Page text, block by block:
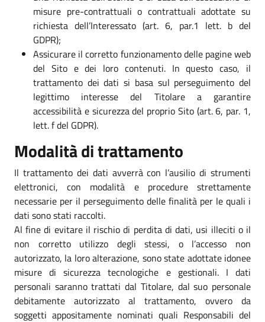
misure pre-contrattuali o contrattuali adottate su
richiesta dell’Interessato (art. 6, par.1 lett. b del
GDPR);
Assicurare il corretto funzionamento delle pagine web
del Sito e dei loro contenuti. In questo caso, il
trattamento dei dati si basa sul perseguimento del
legittimo interesse del Titolare a garantire
accessibilità e sicurezza del proprio Sito (art. 6, par. 1,
lett. f del GDPR).
Modalità di trattamento
Il trattamento dei dati avverrà con l’ausilio di strumenti
elettronici, con modalità e procedure strettamente
necessarie per il perseguimento delle finalità per le quali i
dati sono stati raccolti.
Al fine di evitare il rischio di perdita di dati, usi illeciti o il
non corretto utilizzo degli stessi, o l’accesso non
autorizzato, la loro alterazione, sono state adottate idonee
misure di sicurezza tecnologiche e gestionali. I dati
personali saranno trattati dal Titolare, dal suo personale
debitamente autorizzato al trattamento, ovvero da
soggetti appositamente nominati quali Responsabili del